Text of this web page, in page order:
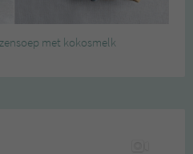
met kokosmelk